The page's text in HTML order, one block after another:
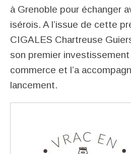
à Grenoble pour échanger
isérois. A l’issue de cette
CIGALES Chartreuse
son premier investissement
commerce et l’a
lancement.